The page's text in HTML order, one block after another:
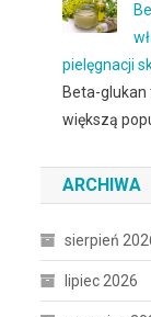
pielęgnacji
Beta-glukan
większą
ARCHIWA
sierpień
lipiec 2026